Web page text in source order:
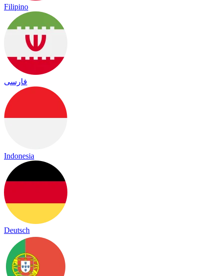
Filipino
فارسی
Indonesia
Deutsch